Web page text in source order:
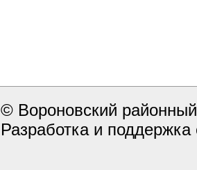
© Вороновский
Разработка и поддержка